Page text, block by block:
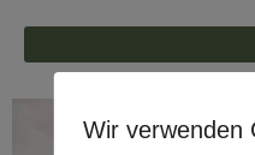
Wir verwenden